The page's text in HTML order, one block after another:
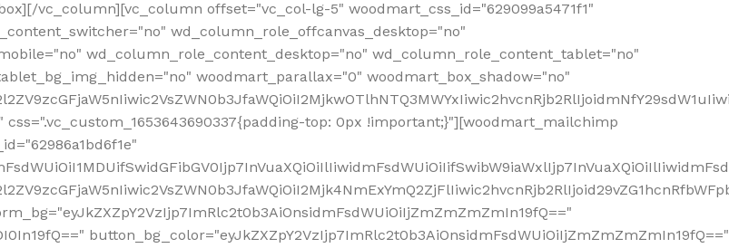
vc_column][vc_column offset="vc_col-lg-5" woodmart_css_id="629099a5471f1"
wd_column_role_offcanvas_desktop="no"
wd_column_role_content_desktop="no" wd_column_role_content_tablet="no"
woodmart_parallax="0" woodmart_box_shadow="no"
top: 0px !important;}"][woodmart_mailchimp
button_bg_color="eyJkZXZpY2VzIjp7ImRlc2t0b3AiOnsidmFsdWUiOiIjZmZmZmZmIn19fQ=="